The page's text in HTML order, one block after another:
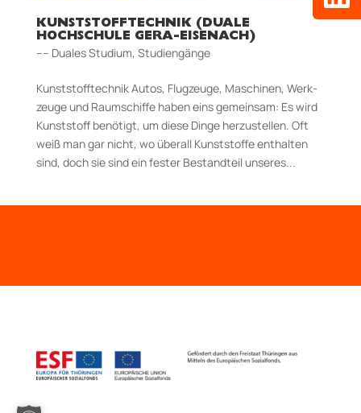
KUNSTSTOFFTECHNIK (DUALE
HOCHSCHULE GERA-EISENACH)
–– Duales Studium, Studiengänge
Kunststoff­technik Autos, Flugzeuge, Maschinen, Werk­
zeuge und Raum­schiffe haben eins gemeinsam: Es wird
Kunst­stoff benötigt, um diese Dinge herzustellen. Oft
weiß man gar nicht, wo überall Kunststoffe enthalten
sind, doch sie sind ein fester Bestand­teil unseres...